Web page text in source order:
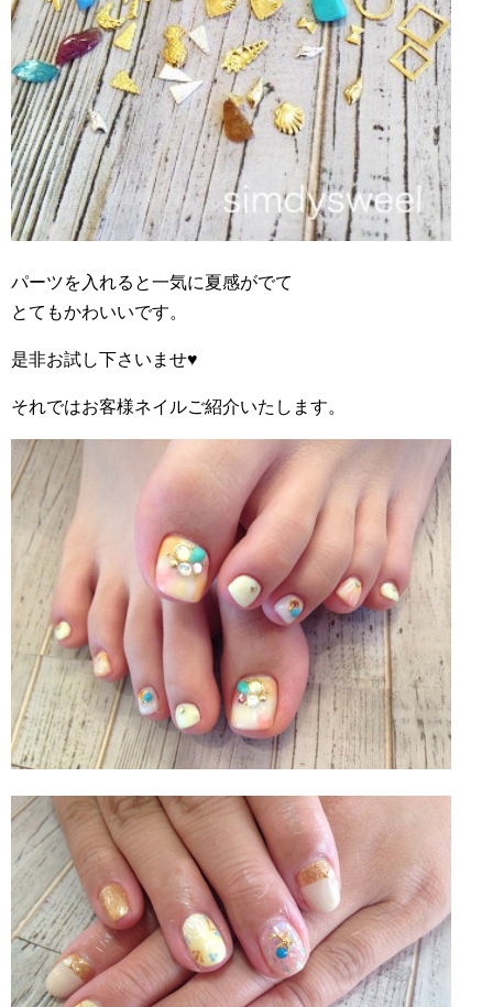
パーツを入れると一気に夏感がでて
とてもかわいいです。
是非お試し下さいませ♥︎
それではお客様ネイルご紹介いたします。